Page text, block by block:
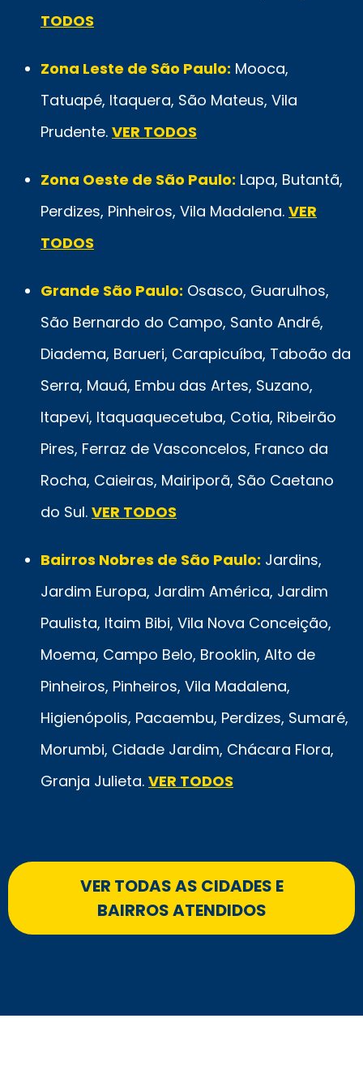
TODOS
Zona Leste de São Paulo: Mooca,
Tatuapé, Itaquera, São Mateus, Vila
Prudente. VER TODOS
Zona Oeste de São Paulo: Lapa, Butantã,
Perdizes, Pinheiros, Vila Madalena. VER
TODOS
Grande São Paulo: Osasco, Guarulhos,
São Bernardo do Campo, Santo André,
Diadema, Barueri, Carapicuíba, Taboão da
Serra, Mauá, Embu das Artes, Suzano,
Itapevi, Itaquaquecetuba, Cotia, Ribeirão
Pires, Ferraz de Vasconcelos, Franco da
Rocha, Caieiras, Mairiporã, São Caetano
do Sul. VER TODOS
Bairros Nobres de São Paulo: Jardins,
Jardim Europa, Jardim América, Jardim
Paulista, Itaim Bibi, Vila Nova Conceição,
Moema, Campo Belo, Brooklin, Alto de
Pinheiros, Pinheiros, Vila Madalena,
Higienópolis, Pacaembu, Perdizes, Sumaré,
Morumbi, Cidade Jardim, Chácara Flora,
Granja Julieta. VER TODOS
VER TODAS AS CIDADES E
BAIRROS ATENDIDOS